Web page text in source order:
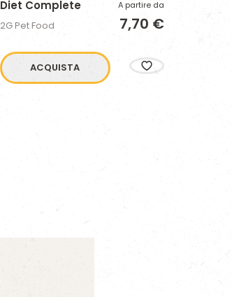
Diet Complete
2G Pet Food
A partire da
7,70 €
ACQUISTA